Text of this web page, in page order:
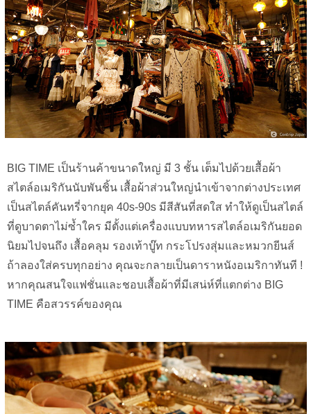
BIG TIME เป็นร้านค้าขนาดใหญ่ มี 3 ชั้น เต็มไปด้วยเสื้อผ้า
สไตล์อเมริกันนับพันชิ้น เสื้อผ้าส่วนใหญ่นำเข้าจากต่างประเทศ
เป็นสไตล์คันทรี่จากยุค 40s-90s มีสีสันที่สดใส ทำให้ดูเป็นสไตล์
ที่ดูบาดตาไม่ซ้ำใคร มีตั้งแต่เครื่องแบบทหารสไตล์อเมริกันยอด
นิยมไปจนถึง เสื้อคลุม รองเท้าบู๊ท กระโปรงสุ่มและหมวกยีนส์
ถ้าลองใส่ครบทุกอย่าง คุณจะกลายเป็นดาราหนังอเมริกาทันที !
หากคุณสนใจแฟชั่นและชอบเสื้อผ้าที่มีเสน่ห์ที่แตกต่าง BIG
TIME คือสวรรค์ของคุณ